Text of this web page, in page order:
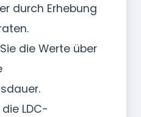
durch Erhebung
die Werte über
LDC-